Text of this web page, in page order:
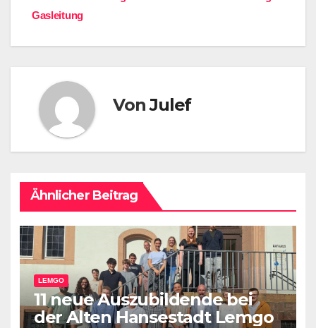
Gasleitung
VonJulef
Ähnlicher Beitrag
LEMGO
11 neue Auszubildende bei
der Alten Hansestadt Lemgo